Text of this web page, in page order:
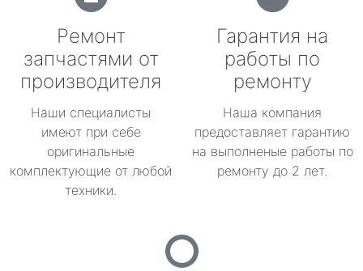
Ремонт
запчастями от
производителя
Наши специалисты
имеют при себе
оригинальные
комплектующие от любой
техники.
Гарантия на
работы по
ремонту
Наша компания
предоставляет гарантию
на выполненые работы по
ремонту до 2 лет.